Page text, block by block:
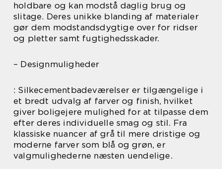
holdbare og kan modstå daglig brug og
slitage. Deres unikke blanding af materialer
gør dem modstandsdygtige over for ridser
og pletter samt fugtighedsskader.
– Designmuligheder
: Silkecementbadeværelser er tilgængelige i
et bredt udvalg af farver og finish, hvilket
giver boligejere mulighed for at tilpasse dem
efter deres individuelle smag og stil. Fra
klassiske nuancer af grå til mere dristige og
moderne farver som blå og grøn, er
valgmulighederne næsten uendelige.